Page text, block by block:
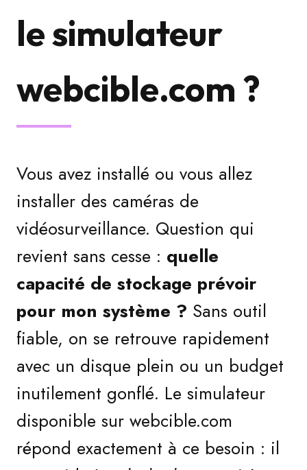
le simulateur
webcible.com ?
Vous avez installé ou vous allez
installer des caméras de
vidéosurveillance. Question qui
revient sans cesse : quelle
capacité de stockage prévoir
pour mon système ? Sans outil
fiable, on se retrouve rapidement
avec un disque plein ou un budget
inutilement gonflé. Le simulateur
disponible sur webcible.com
répond exactement à ce besoin : il